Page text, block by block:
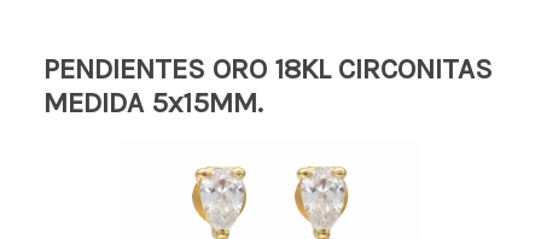
PENDIENTES ORO 18KL CIRCONITAS
MEDIDA 5x15MM.